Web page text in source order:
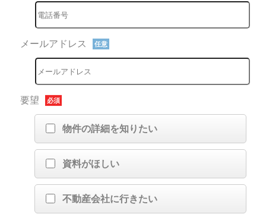
メールアドレス 任意
要望 必須
物件の詳細を知りたい
資料がほしい
不動産会社に行きたい